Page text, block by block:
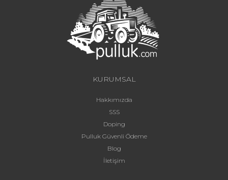
KURUMSAL
Hakkımızda
SSS
Doping
Pulluk Güvenli Ödeme
Blog
İletişim